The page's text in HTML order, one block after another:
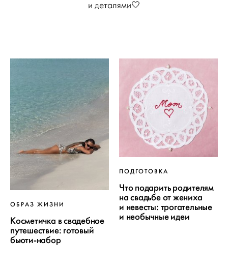
и деталями🤍
ОБРАЗ ЖИЗНИ
Косметичка в свадебное
путешествие: готовый
бьюти-набор
ПОДГОТОВКА
Что подарить родителям
на свадьбе от жениха
и невесты: трогательные
и необычные идеи